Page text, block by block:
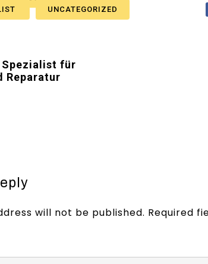
UNCATEGORIZED
Spezialist für
Reparatur
will not be published. Required